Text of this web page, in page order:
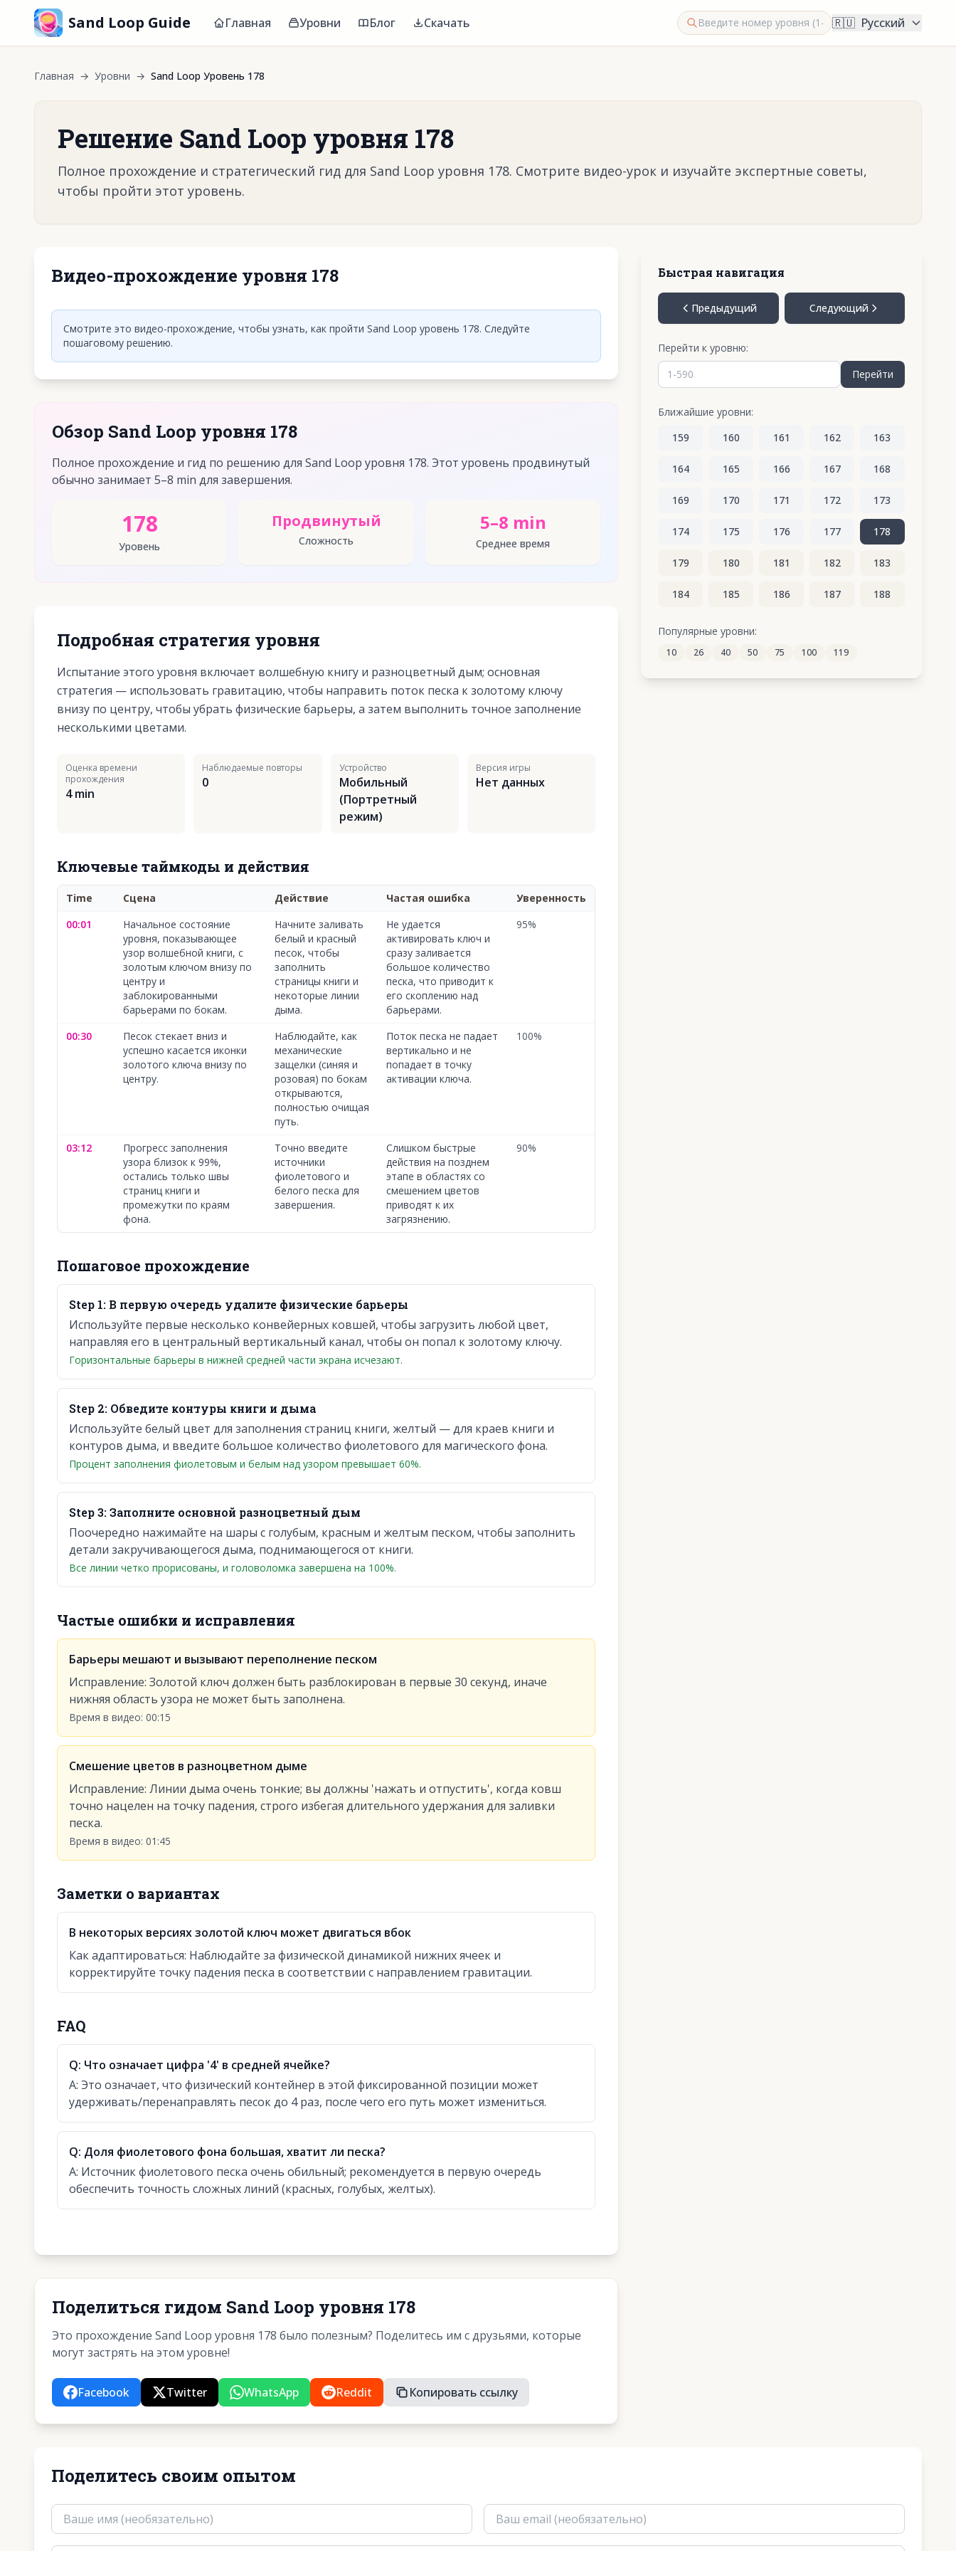
Sand Loop Guide Главная Уровни Блог Скачать 🇷🇺 Русский
Главная → Уровни → Sand Loop Уровень 178
Решение Sand Loop уровня 178
Полное прохождение и стратегический гид для Sand Loop уровня 178. Смотрите видео-урок и изучайте экспертные советы,
чтобы пройти этот уровень.
Видео-прохождение уровня 178
Нажмите, чтобы воспроизвести видео
Смотрите это видео-прохождение, чтобы узнать, как пройти Sand Loop уровень 178. Следуйте
пошаговому решению.
Обзор Sand Loop уровня 178
Полное прохождение и гид по решению для Sand Loop уровня 178. Этот уровень продвинутый
обычно занимает 5–8 min для завершения.
178
Уровень
Продвинутый
Сложность
5–8 min
Среднее время
Подробная стратегия уровня
Испытание этого уровня включает волшебную книгу и разноцветный дым; основная
стратегия — использовать гравитацию, чтобы направить поток песка к золотому ключу
внизу по центру, чтобы убрать физические барьеры, а затем выполнить точное заполнение
несколькими цветами.
Оценка времени
прохождения
4 min
Наблюдаемые повторы
0
Устройство
Мобильный
(Портретный
режим)
Версия игры
Нет данных
Ключевые таймкоды и действия
Time Сцена Действие Частая ошибка
Уверенность
00:01
Начальное состояние
уровня, показывающее
узор волшебной книги, с
золотым ключом внизу по
центру и
заблокированными
барьерами по бокам.
Начните заливать
белый и красный
песок, чтобы
заполнить
страницы книги и
некоторые линии
дыма.
Не удается
активировать ключ и
сразу заливается
большое количество
песка, что приводит к
его скоплению над
барьерами.
95%
00:30
Песок стекает вниз и
успешно касается иконки
золотого ключа внизу по
центру.
Наблюдайте, как
механические
защелки (синяя и
розовая) по бокам
открываются,
полностью очищая
путь.
Поток песка не падает
вертикально и не
попадает в точку
активации ключа.
100%
03:12
Прогресс заполнения
узора близок к 99%,
остались только швы
страниц книги и
промежутки по краям
фона.
Точно введите
источники
фиолетового и
белого песка для
завершения.
Слишком быстрые
действия на позднем
этапе в областях со
смешением цветов
приводят к их
загрязнению.
90%
Пошаговое прохождение
Step 1: В первую очередь удалите физические барьеры
Используйте первые несколько конвейерных ковшей, чтобы загрузить любой цвет,
направляя его в центральный вертикальный канал, чтобы он попал к золотому ключу.
Горизонтальные барьеры в нижней средней части экрана исчезают.
Step 2: Обведите контуры книги и дыма
Используйте белый цвет для заполнения страниц книги, желтый — для краев книги и
контуров дыма, и введите большое количество фиолетового для магического фона.
Процент заполнения фиолетовым и белым над узором превышает 60%.
Step3:Заполните основной разноцветный дым
Поочередно нажимайте на шары с голубым, красным и желтым песком, чтобы заполнить
детали закручивающегося дыма, поднимающегося от книги.
Все линии четко прорисованы, и головоломка завершена на 100%.
Частые ошибки и исправления
Барьеры мешают и вызывают переполнение песком
Исправление: Золотой ключ должен быть разблокирован в первые 30 секунд, иначе
нижняя область узора не может быть заполнена.
Время в видео: 00:15
Смешение цветов в разноцветном дыме
Исправление: Линии дыма очень тонкие; вы должны 'нажать и отпустить', когда ковш
точно нацелен на точку падения, строго избегая длительного удержания для заливки
песка.
Время в видео: 01:45
Заметки о вариантах
В некоторых версиях золотой ключ может двигаться вбок
Как адаптироваться: Наблюдайте за физической динамикой нижних ячеек и
корректируйте точку падения песка в соответствии с направлением гравитации.
FAQ
Q: Что означает цифра '4' в средней ячейке?
A: Это означает, что физический контейнер в этой фиксированной позиции может
удерживать/перенаправлять песок до 4 раз, после чего его путь может измениться.
Q: Доля фиолетового фона большая, хватит ли песка?
A: Источник фиолетового песка очень обильный; рекомендуется в первую очередь
обеспечить точность сложных линий (красных, голубых, желтых).
Поделиться гидом Sand Loop уровня 178
Это прохождение Sand Loop уровня 178 было полезным? Поделитесь им с друзьями, которые
могут застрять на этом уровне!
Facebook Twitter WhatsApp Reddit Копировать ссылку
Быстрая навигация
Предыдущий Следующий
Перейти к уровню:
Перейти
Ближайшие уровни:
159
160 161 162 163
164 165 166 167 168
169 170 171 172 173
174 175 176 177 178
179 180 181 182 183
184 185 186 187 188
194 195 196 197
Популярные уровни:
10 26 40 50 75 100 119
Поделитесь своим опытом